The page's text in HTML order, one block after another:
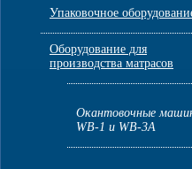
Упаковочное
Оборудование для
производства матрасов
Окантовочные
WB-1 и WB-3А